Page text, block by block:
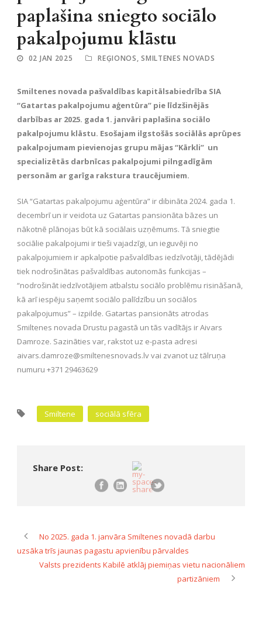
paplašina sniegto sociālo
pakalpojumu klāstu
02 JAN 2025 REĢIONOS, SMILTENES NOVADS
Smiltenes novada pašvaldības kapitālsabiedrība SIA
“Gatartas pakalpojumu aģentūra” pie līdzšinējās
darbības ar 2025. gada 1. janvāri paplašina sociālo
pakalpojumu klāstu. Esošajam ilgstošās sociālās aprūpes
pakalpojumam pievienojas grupu mājas “Kārkli” un
specializētās darbnīcas pakalpojumi pilngadīgām
personām ar garīga rakstura traucējumiem.
SIA “Gatartas pakalpojumu aģentūra” ir dibināta 2024. gada 1.
decembrī un ir veidota uz Gatartas pansionāta bāzes un
nākotnē plānojas būt kā sociālais uzņēmums. Tā sniegtie
sociālie pakalpojumi ir tieši vajadzīgi, un ieguvēji no
pakalpojumiem ir apkalpotie pašvaldības iedzīvotāji, tādējādi
tiek nodrošinātas pašvaldības autonomās funkcijas –
“nodrošināt iedzīvotājiem atbalstu sociālo problēmu risināšanā,
kā arī iespēju saņemt sociālo palīdzību un sociālos
pakalpojumus” – izpilde. Gatartas pansionāts atrodas
Smiltenes novada Drustu pagastā un tās vadītājs ir Aivars
Damroze. Sazināties var, rakstot uz e-pasta adresi
aivars.damroze@smiltenesnovads.lv vai zvanot uz tālruņa
numuru +371 29463629
Smiltene sociālā sfēra
Share Post:
No 2025. gada 1. janvāra Smiltenes novadā darbu
uzsāka trīs jaunas pagastu apvienību pārvaldes
Valsts prezidents Kabilē atklāj piemiņas vietu nacionāliem
partizāniem